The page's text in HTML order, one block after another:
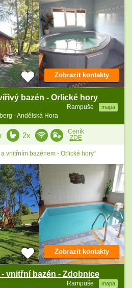
bazén - Orlické hory
Rampuše mapa
- Andělská Hora
Zobrazit kontakty
2x
Ceník
ZDE
vnitřním bazénem - Orlické hory“
vnitřní bazén - Zdobnice
Rampuše mapa
Zobrazit kontakty